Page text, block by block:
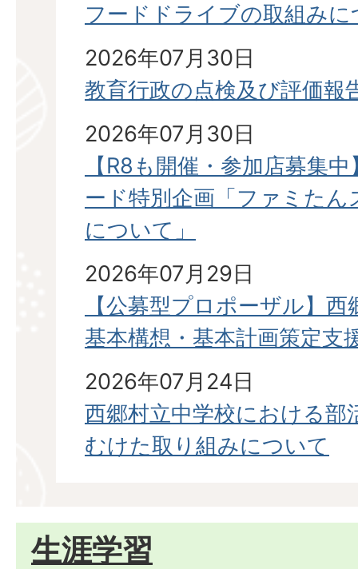
フードドライブの取組みに
2026年07月30日
教育行政の点検及び評価報
2026年07月30日
【R8も開催・参加店募集
ード特別企画「ファミた
について」
2026年07月29日
【公募型プロポーザル】
基本構想・基本計画策定支
2026年07月24日
西郷村立中学校における部
むけた取り組みについて
生涯学習